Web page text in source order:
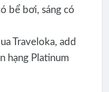
bể bơi, sáng có
Traveloka, add
hạng Platinum